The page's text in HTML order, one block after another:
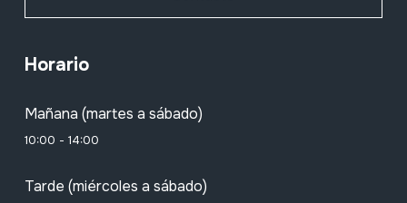
Horario
Mañana (martes a sábado)
10:00 - 14:00
Tarde (miércoles a sábado)